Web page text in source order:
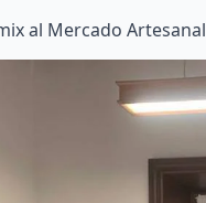
al Mercado Artesanal